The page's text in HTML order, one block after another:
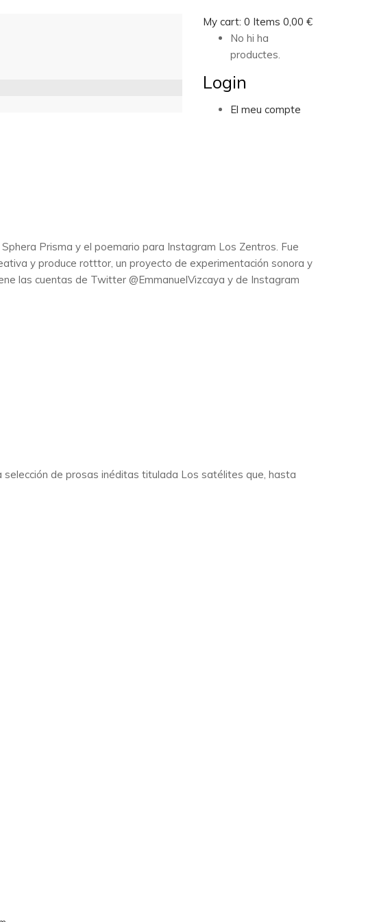
My cart: 0 Items 0,00 €
No hi ha
productes.
Login
El meu compte
Prisma y el poemario para Instagram Los Zentros. Fue
y produce rotttor, un proyecto de experimentación sonora y
las cuentas de Twitter @EmmanuelVizcaya y de Instagram
de prosas inéditas titulada Los satélites que, hasta